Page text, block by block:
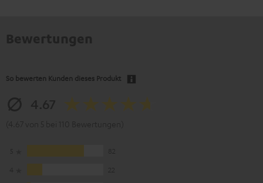
So bewerten Kunden dieses Produkt